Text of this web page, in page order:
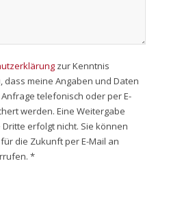
zur Kenntnis
dass meine Angaben und Daten
telefonisch oder per E-
werden. Eine Weitergabe
erfolgt nicht. Sie können
die Zukunft per E-Mail an
*